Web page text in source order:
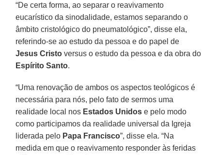
“De certa forma, ao separar o reavivamento
eucarístico da sinodalidade, estamos separando o
âmbito cristológico do pneumatológico”, disse ela,
referindo-se ao estudo da pessoa e do papel de
Jesus Cristo versus o estudo da pessoa e da obra do
Espírito Santo.
“Uma renovação de ambos os aspectos teológicos é
necessária para nós, pelo fato de sermos uma
realidade local nos Estados Unidos e pelo modo
como participamos da realidade universal da Igreja
liderada pelo Papa Francisco”, disse ela. “Na
medida em que o reavivamento responder às feridas